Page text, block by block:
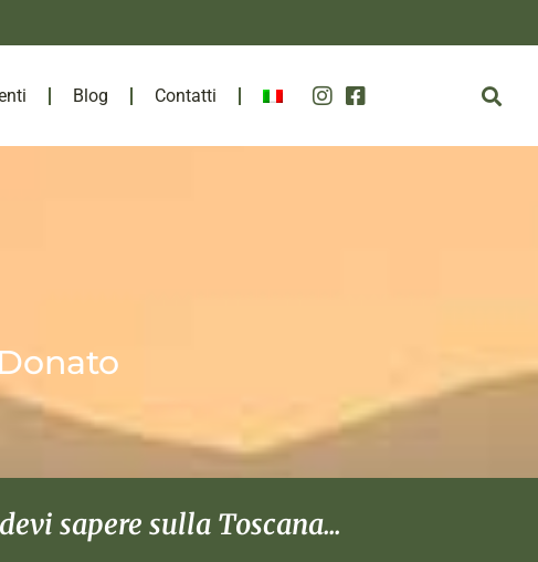
Blog Contatti
sapere sulla Toscana...